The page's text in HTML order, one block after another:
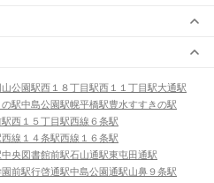
山公園駅西１８丁目駅西１１丁目駅大通駅
駅中島公園駅幌平橋駅豊水すすきの駅
西１５丁目駅西線６条駅
西線１４条駅西線１６条駅
中央図書館前駅石山通駅東屯田通駅
前駅行啓通駅中島公園通駅山鼻９条駅